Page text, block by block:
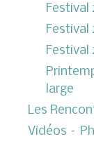
Festival
Festival
Festival
large
Les
Vidéos –